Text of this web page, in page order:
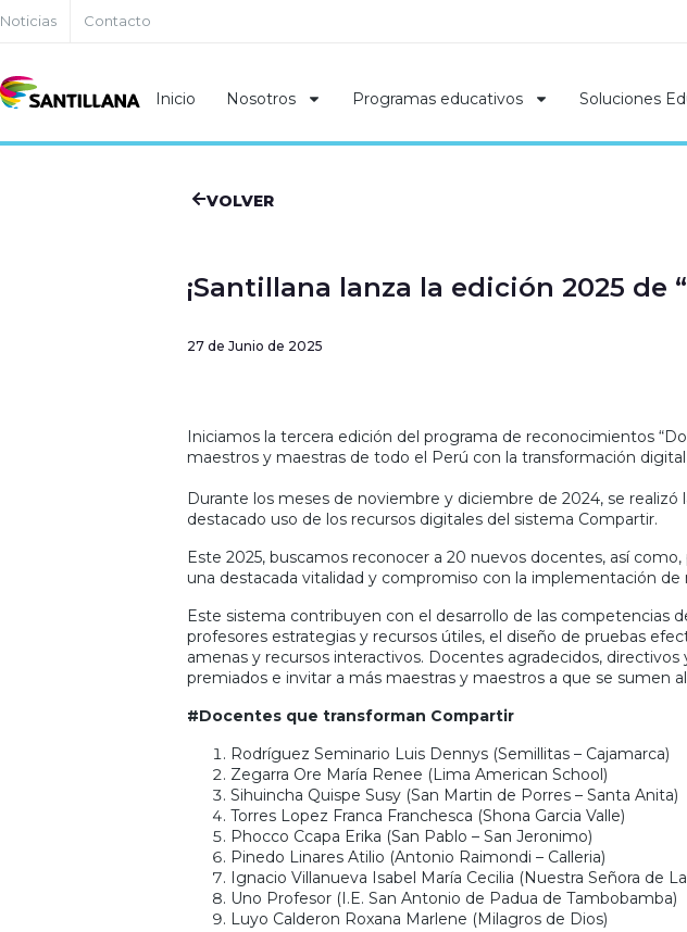
Noticias Contacto
Inicio Nosotros Programas educativos Soluciones
VOLVER
¡Santillana lanza la edición 2025 de
27 de Junio de 2025
Iniciamos la tercera edición del programa de reconocimientos
maestros y maestras de todo el Perú con la transformación
Durante los meses de noviembre y diciembre de 2024, se
destacado uso de los recursos digitales del sistema Compartir.
Este 2025, buscamos reconocer a 20 nuevos docentes, así
una destacada vitalidad y compromiso con la implementación de
Este sistema contribuyen con el desarrollo de las competencias
profesores estrategias y recursos útiles, el diseño de pruebas
amenas y recursos interactivos. Docentes agradecidos,
premiados e invitar a más maestras y maestros a que se sumen
#Docentes que transforman Compartir
Rodríguez Seminario Luis Dennys (Semillitas – Cajamarca)
Zegarra Ore María Renee (Lima American School)
Sihuincha Quispe Susy (San Martin de Porres – Santa Anita)
Torres Lopez Franca Franchesca (Shona Garcia Valle)
Phocco Ccapa Erika (San Pablo – San Jeronimo)
Pinedo Linares Atilio (Antonio Raimondi – Calleria)
Ignacio Villanueva Isabel María Cecilia (Nuestra Señora de
Uno Profesor (I.E. San Antonio de Padua de Tambobamba)
Luyo Calderon Roxana Marlene (Milagros de Dios)